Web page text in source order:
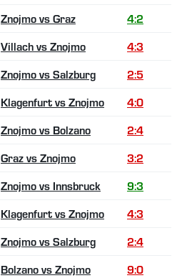
Znojmo vs Graz 4:2
Villach vs Znojmo 4:3
Znojmo vs Salzburg 2:5
Klagenfurt vs Znojmo 4:0
Znojmo vs Bolzano 2:4
Graz vs Znojmo 3:2
Znojmo vs Innsbruck 9:3
Klagenfurt vs Znojmo 4:3
Znojmo vs Salzburg 2:4
Bolzano vs Znojmo 9:0